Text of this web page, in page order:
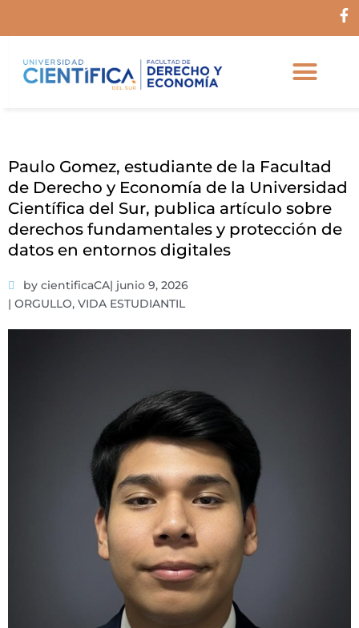
F
Paulo Gomez, estudiante de la Facultad
de Derecho y Economía de la Universidad
Científica del Sur, publica artículo sobre
derechos fundamentales y protección de
datos en entornos digitales
by cientificaCA| junio 9, 2026
| ORGULLO, VIDA ESTUDIANTIL